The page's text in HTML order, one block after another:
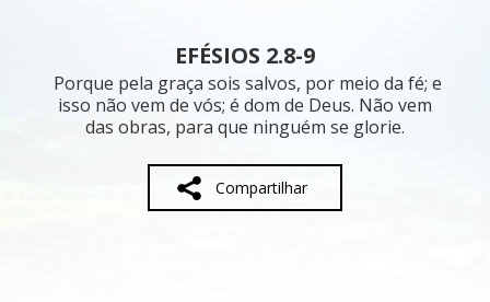
Blog
Parceiros
Sobre
EFÉSIOS 2.8-9
Porque pela graça sois salvos, por meio da fé; e
isso não vem de vós; é dom de Deus. Não vem
das obras, para que ninguém se glorie.
Compartilhar